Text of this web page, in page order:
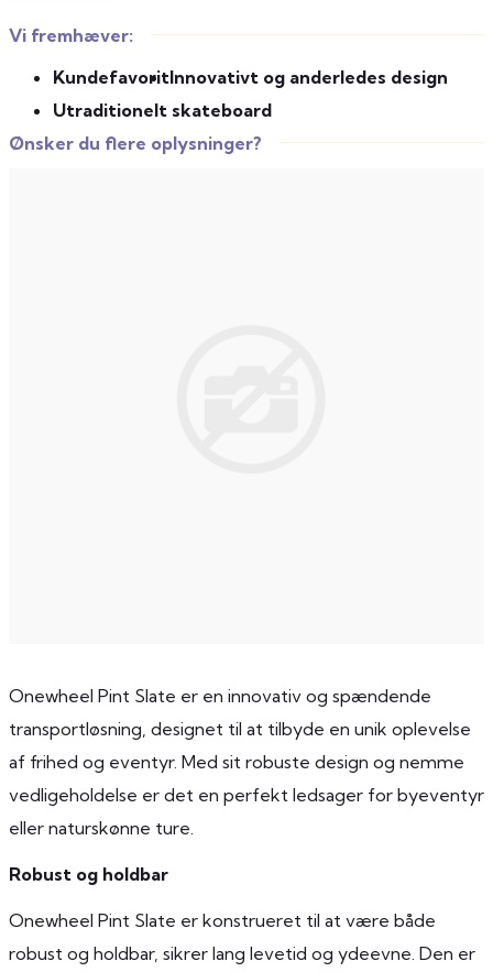
Vi fremhæver:
KundefavoritInnovativt og anderledes design
Utraditionelt skateboard
Ønsker du flere oplysninger?
Onewheel Pint Slate er en innovativ og spændende
transportløsning, designet til at tilbyde en unik oplevelse
af frihed og eventyr. Med sit robuste design og nemme
vedligeholdelse er det en perfekt ledsager for byeventyr
eller naturskønne ture.
Robust og holdbar
Onewheel Pint Slate er konstrueret til at være både
robust og holdbar, sikrer lang levetid og ydeevne. Den er